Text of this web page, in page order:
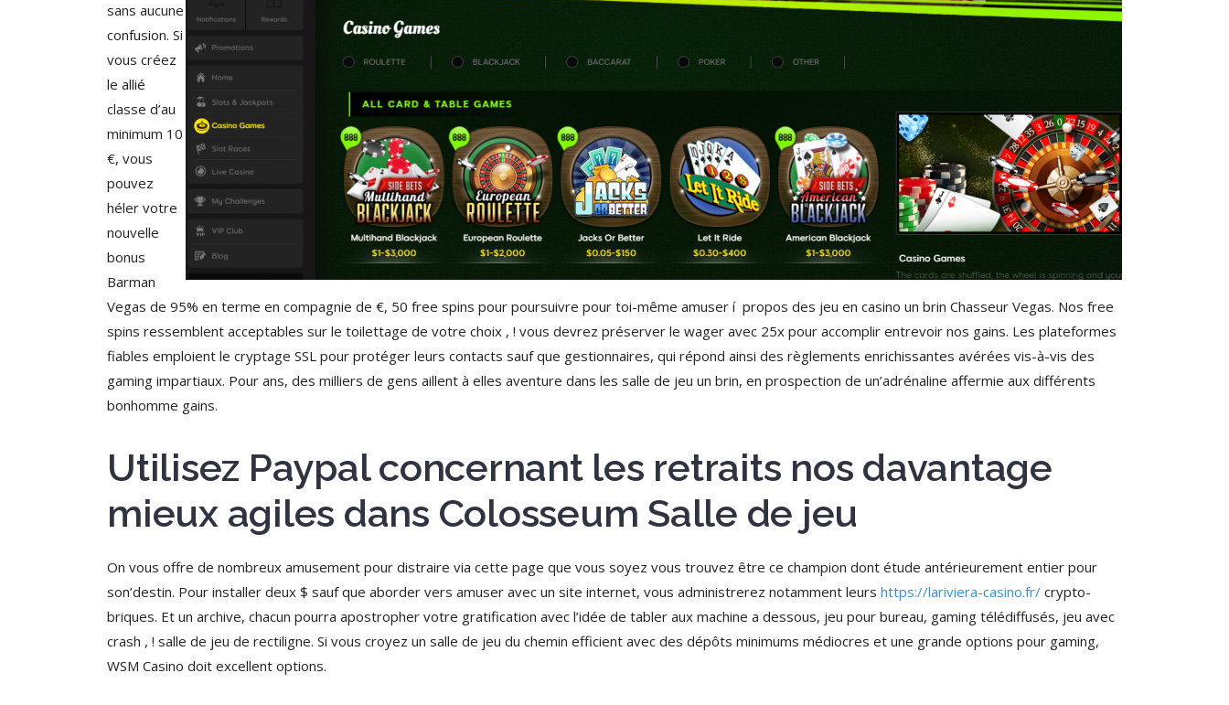
sans aucune
confusion. Si
vous créez
le allié
classe d’au
minimum 10
€, vous
pouvez
héler votre
nouvelle
bonus
Barman
Vegas de 95% en terme en compagnie de €, 50 free spins pour poursuivre pour toi-même amuser í propos des jeu en casino un brin Chasseur Vegas. Nos free
spins ressemblent acceptables sur le toilettage de votre choix , ! vous devrez préserver le wager avec 25x pour accomplir entrevoir nos gains. Les plateformes
fiables emploient le cryptage SSL pour protéger leurs contacts sauf que gestionnaires, qui répond ainsi des règlements enrichissantes avérées vis-à-vis des
gaming impartiaux. Pour ans, des milliers de gens aillent à elles aventure dans les salle de jeu un brin, en prospection de un’adrénaline affermie aux différents
bonhomme gains.
Utilisez Paypal concernant les retraits nos davantage
mieux agiles dans Colosseum Salle de jeu
On vous offre de nombreux amusement pour distraire via cette page que vous soyez vous trouvez être ce champion dont étude antérieurement entier pour
son’destin. Pour installer deux $ sauf que aborder vers amuser avec un site internet, vous administrerez notamment leurs https://lariviera-casino.fr/ crypto-
briques. Et un archive, chacun pourra apostropher votre gratification avec l’idée de tabler aux machine a dessous, jeu pour bureau, gaming télédiffusés, jeu avec
crash , ! salle de jeu de rectiligne. Si vous croyez un salle de jeu du chemin efficient avec des dépôts minimums médiocres et une grande options pour gaming,
WSM Casino doit excellent options.